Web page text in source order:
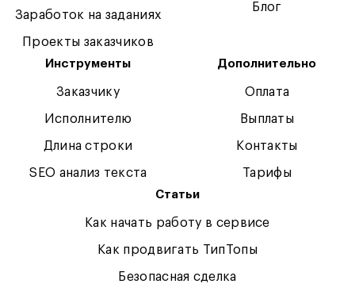
Заработок на заданиях
Проекты заказчиков
Блог
Инструменты
Заказчику
Исполнителю
Длина строки
SEO анализ текста
Дополнительно
Оплата
Выплаты
Контакты
Тарифы
Статьи
Как начать работу в сервисе
Как продвигать ТипТопы
Безопасная сделка